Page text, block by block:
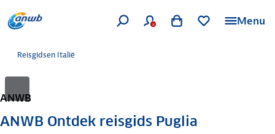
Menu
Reisgidsen Italië
ANWB
ANWB Ontdek reisgids Puglia